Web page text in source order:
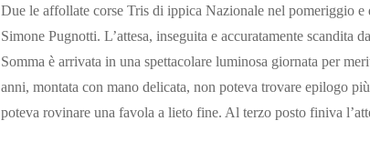
Due le affollate corse Tris di ippica Nazionale nel pomeriggio
Simone Pugnotti. L’attesa, inseguita e accuratamente scandita
Somma è arrivata in una spettacolare luminosa giornata per
anni, montata con mano delicata, non poteva trovare epilogo
poteva rovinare una favola a lieto fine. Al terzo posto finiva